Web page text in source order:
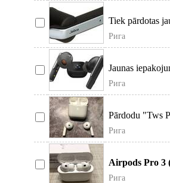
Tiek pārdotas
Рига
Jaunas
Рига
Pārdodu "Tws
Рига
Airpods Pro 3
bez
Рига